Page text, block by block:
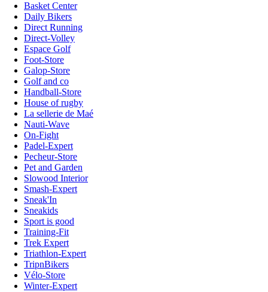
Basket Center
Daily Bikers
Direct Running
Direct-Volley
Espace Golf
Foot-Store
Galop-Store
Golf and co
Handball-Store
House of rugby
La sellerie de Maé
Nauti-Wave
On-Fight
Padel-Expert
Pecheur-Store
Pet and Garden
Slowood Interior
Smash-Expert
Sneak'In
Sneakids
Sport is good
Training-Fit
Trek Expert
Triathlon-Expert
TripnBikers
Vélo-Store
Winter-Expert